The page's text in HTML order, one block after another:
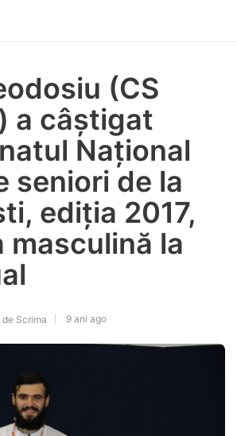
(CS
a câștigat
Național
seniori de la
ediția 2017,
masculină la
Scrima 9 ani ago